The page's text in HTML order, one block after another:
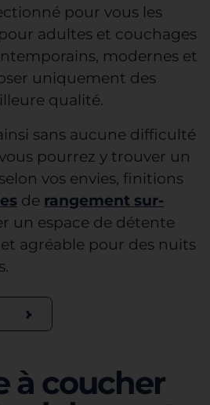
pour vous les
adultes et couchages
modernes et
uniquement des
qualité.
sans aucune difficulté
pourrez y trouver un
vos envies, finitions
de rangement sur-
un espace de détente
agréable pour des nuits
à coucher